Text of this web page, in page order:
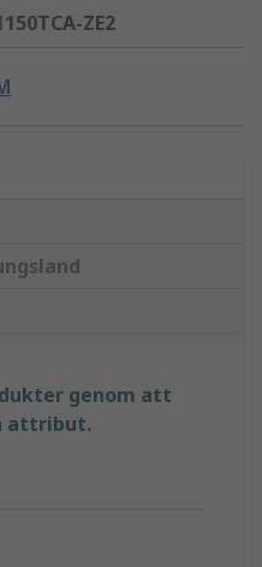
ZE2
genom att
attribut.